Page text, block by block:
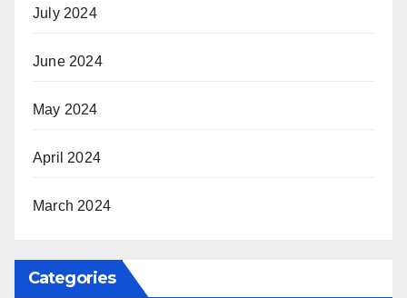
July 2024
June 2024
May 2024
April 2024
March 2024
Categories